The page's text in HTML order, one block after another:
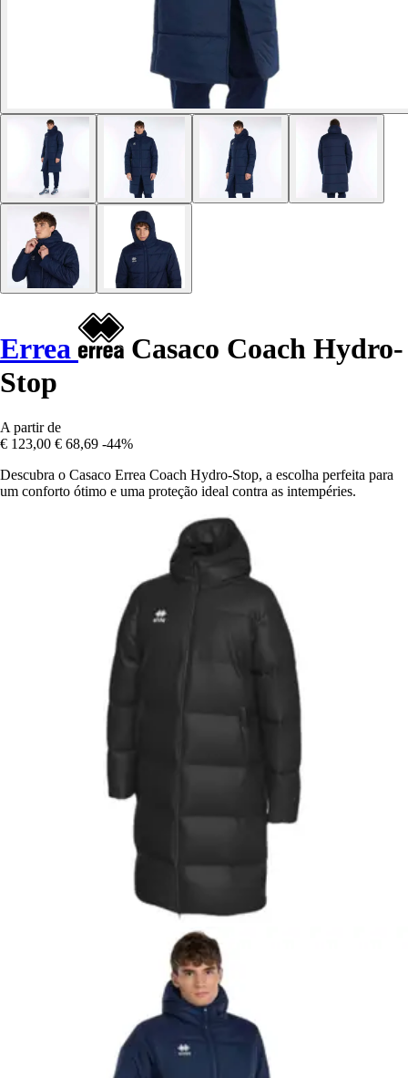
Errea
Casaco Coach Hydro-
Stop
A partir de
€ 123,00 € 68,69 -44%
Descubra o Casaco Errea Coach Hydro-Stop, a escolha perfeita para
um conforto ótimo e uma proteção ideal contra as intempéries.